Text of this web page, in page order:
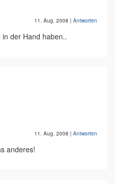
11. Aug. 2008 | Antworten
der Hand haben..
11. Aug. 2008 | Antworten
anderes!